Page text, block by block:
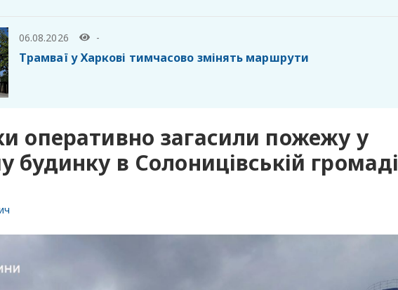
06.08.2026 -
Трамваї у Харкові тимчасово змінять маршрути
оперативно загасили пожежу у
будинку в Солоницівській громаді